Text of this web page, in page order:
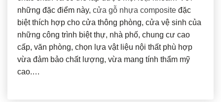
những đặc điểm này, cửa gỗ nhựa composite đặc
biệt thích hợp cho cửa thông phòng, cửa vệ sinh của
những công trình biệt thự, nhà phố, chung cư cao
cấp, văn phòng, chọn lựa vật liệu nội thất phù hợp
vừa đảm bảo chất lượng, vừa mang tính thẩm mỹ
cao.…